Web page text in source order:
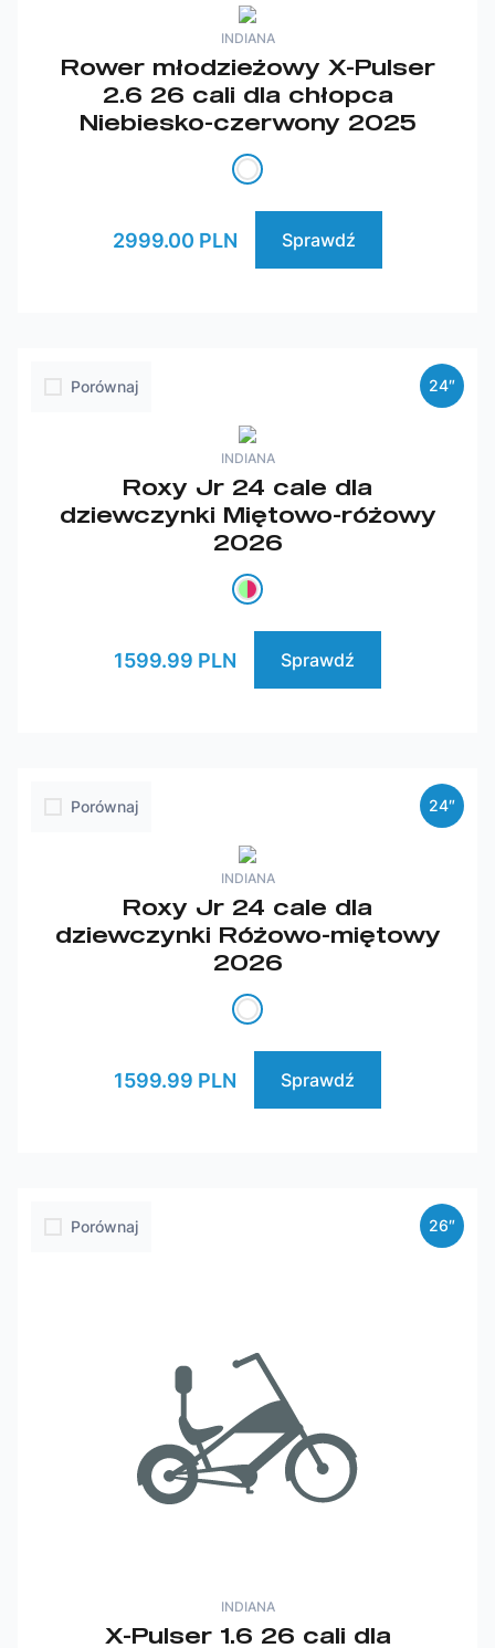
INDIANA
Rower młodzieżowy X-Pulser
2.6 26 cali dla chłopca
Niebiesko-czerwony 2025
2999.00 PLN Sprawdź
Porównaj
INDIANA
Roxy Jr 24 cale dla
dziewczynki Miętowo-różowy
2026
24″
1599.99 PLN Sprawdź
Porównaj
INDIANA
Roxy Jr 24 cale dla
dziewczynki Różowo-miętowy
2026
24″
1599.99 PLN Sprawdź
Porównaj
INDIANA
X-Pulser 1.6 26 cali dla
26″